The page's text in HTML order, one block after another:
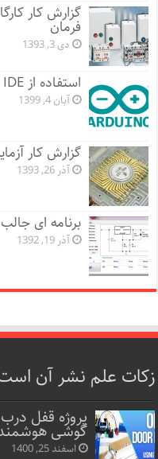
گزارش کار
فرمان
دی 3, 1393
استفاده از IDE آردوینو
آبان 4, 1399
گزارش کار
آذر 26, 1393
برنامه ای
آذر 19, 1392
زکات علم نشر آن
گوشی
اسفند 25, 1400